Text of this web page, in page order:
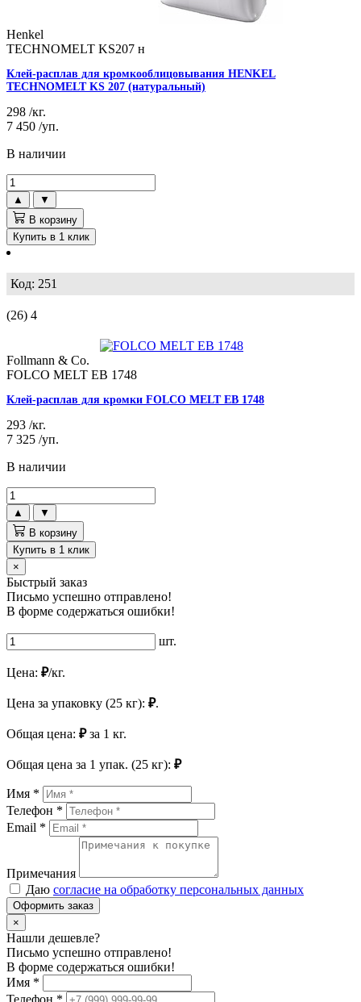
Henkel
TECHNOMELT KS207 н
Клей-расплав для кромкооблицовывания HENKEL
TECHNOMELT KS 207 (натуральный)
298 /кг.
7 450 /уп.
В наличии
▲
▼
В корзину
Купить в 1 клик
Код: 251
(26) 4
Follmann & Co.
FOLCO MELT EB 1748
Клей-расплав для кромки FOLCO MELT EB 1748
293 /кг.
7 325 /уп.
В наличии
▲
▼
В корзину
Купить в 1 клик
×
Быстрый заказ
Письмо успешно отправлено!
В форме содержаться ошибки!
шт.
Цена: ₽/кг.
Цена за упаковку (25 кг): ₽.
Общая цена: ₽за 1 кг.
Общая цена за 1 упак. (25 кг): ₽
Имя *
Телефон *
Email *
Примечания
Даю согласие на обработку персональных данных
Оформить заказ
×
Нашли дешевле?
Письмо успешно отправлено!
В форме содержаться ошибки!
Имя *
Телефон *